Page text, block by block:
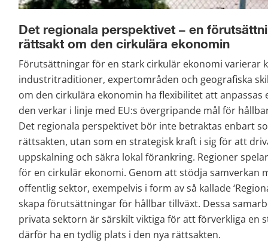
Det regionala perspektivet – en
rättsakt om den cirkulära ekonomin
Förutsättningar för en stark cirkulär ekonomi varierar
industritraditioner, expertområden och geografiska
om den cirkulära ekonomin ha flexibilitet att
den verkar i linje med EU:s övergripande mål för
Det regionala perspektivet bör inte betraktas enbart
rättsakten, utan som en strategisk kraft i sig för att
uppskalning och säkra lokal förankring. Regioner
för en cirkulär ekonomi. Genom att stödja samverkan
offentlig sektor, exempelvis i form av så kallade
skapa förutsättningar för hållbar tillväxt. Dessa
privata sektorn är särskilt viktiga för att förverkliga en
därför ha en tydlig plats i den nya rättsakten.